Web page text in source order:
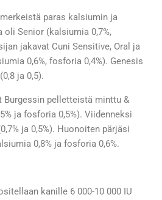
paras kalsiumin ja
Senior (kalsiumia 0,7%,
jakavat Cuni Sensitive, Oral ja
0,6%, fosforia 0,4%). Genesis
ja 0,5).
Burgessin pelletteistä minttu &
ja fosforia 0,5%). Viidenneksi
ja 0,5%). Huonoiten pärjäsi
0,8% ja fosforia 0,6%.
kanille 6 000-10 000 IU